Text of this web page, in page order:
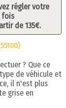
régler votre
fois
de 135€.
? Que ce
de véhicule et
il n'est plus
grise en